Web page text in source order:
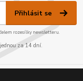
Přihlásit se
rozesílky newsletteru.
za 14 dní.